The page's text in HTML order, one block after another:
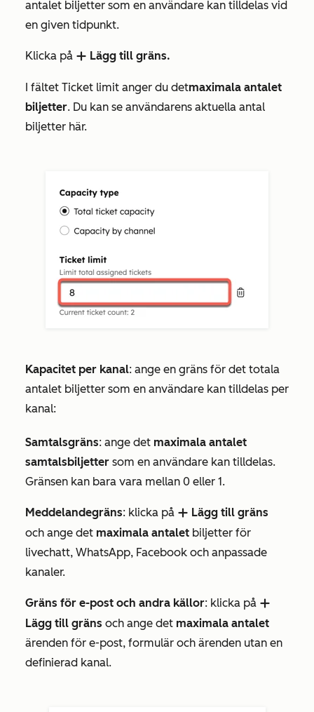
antalet biljetter som en användare kan tilldelas vid
en given tidpunkt.
Klicka på add Lägg till gräns.
I fältet Ticket limit anger du detmaximala antalet
biljetter. Du kan se användarens aktuella antal
biljetter här.
Kapacitet per kanal: ange en gräns för det totala
antalet biljetter som en användare kan tilldelas per
kanal:
Samtalsgräns: ange det maximala antalet
samtalsbiljetter som en användare kan tilldelas.
Gränsen kan bara vara mellan 0 eller 1.
Meddelandegräns: klicka på add Lägg till gräns
och ange det maximala antalet biljetter för
livechatt, WhatsApp, Facebook och anpassade
kanaler.
Gräns för e-post och andra källor: klicka på add
Lägg till gräns och ange det maximala antalet
ärenden för e-post, formulär och ärenden utan en
definierad kanal.